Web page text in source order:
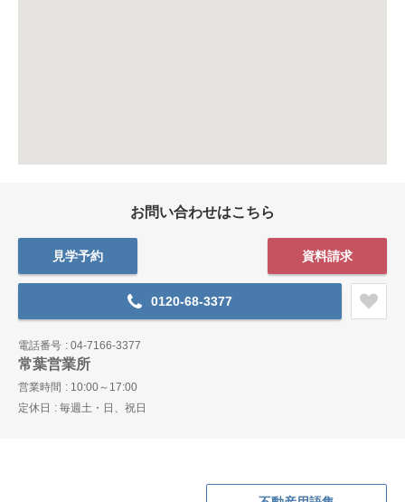
お問い合わせはこちら
見学予約 資料請求
0120-68-3377
電話番号 04-7166-3377
常葉営業所
営業時間
10:00～17:00
定休日
毎週土・日、祝日